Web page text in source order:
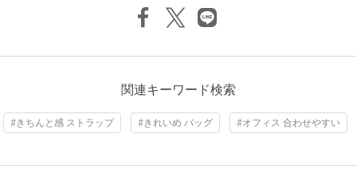
4532-4-000075
傷が目立ちにくい高みえのレザー素材
身長：160cm
関連キーワード検索
#きちんと感 ストラップ #きれいめ バッグ #オフィス 合わせやすい